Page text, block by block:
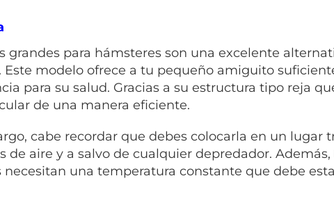
grandes para hámsteres son una excelente
Este modelo ofrece a tu pequeño amiguito
para su salud. Gracias a su estructura tipo reja
de una manera eficiente.
cabe recordar que debes colocarla en un lugar
de aire y a salvo de cualquier depredador.
necesitan una temperatura constante que debe